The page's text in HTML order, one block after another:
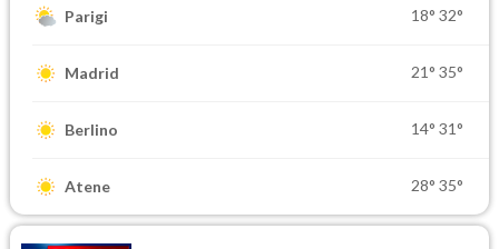
Parigi 18° 32°
Madrid 21° 35°
Berlino 14° 31°
Atene 28° 35°